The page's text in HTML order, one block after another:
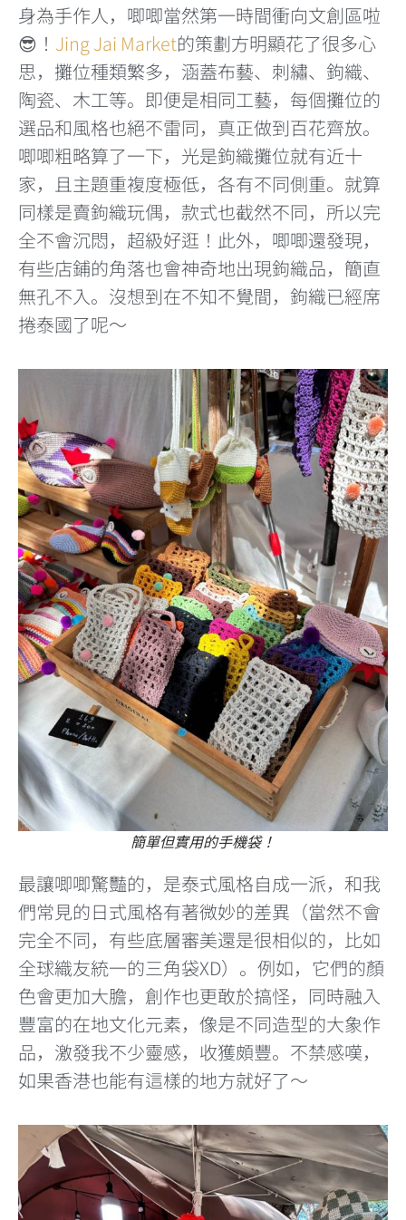
身為手作人，唧唧當然第一時間衝向文創區啦
😎！ Jing Jai Market的策劃方明顯花了很多心
思，攤位種類繁多，涵蓋布藝、刺繡、鉤織、
陶瓷、木工等。即便是相同工藝，每個攤位的
選品和風格也絕不雷同，真正做到百花齊放。
唧唧粗略算了一下，光是鉤織攤位就有近十
家，且主題重複度極低，各有不同側重。就算
同樣是賣鉤織玩偶，款式也截然不同，所以完
全不會沉悶，超級好逛！此外，唧唧還發現，
有些店鋪的角落也會神奇地出現鉤織品，簡直
無孔不入。沒想到在不知不覺間，鉤織已經席
捲泰國了呢～
簡單但實用的手機袋！
最讓唧唧驚豔的，是泰式風格自成一派，和我
們常見的日式風格有著微妙的差異（當然不會
完全不同，有些底層審美還是很相似的，比如
全球織友統一的三角袋XD）。例如，它們的顏
色會更加大膽，創作也更敢於搞怪，同時融入
豐富的在地文化元素，像是不同造型的大象作
品，激發我不少靈感，收獲頗豐。不禁感嘆，
如果香港也能有這樣的地方就好了～